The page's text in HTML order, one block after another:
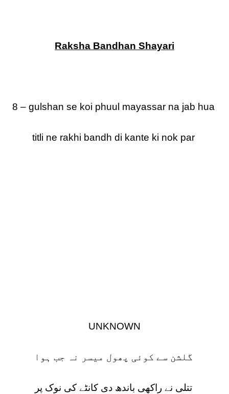
Raksha Bandhan Shayari
8 – gulshan se koi phuul mayassar na jab hua
titli ne rakhi bandh di kante ki nok par
UNKNOWN
تتلی نے راکھی باندھ دی کانٹے کی نوک پر